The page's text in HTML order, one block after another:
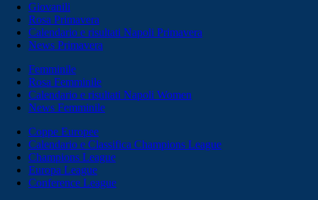
Giovanili
Rosa Primavera
Calendario e risultati Napoli Primavera
News Primavera
Femminile
Rosa Femminile
Calendario e risultati Napoli Women
News Femminile
Coppe Europee
Calendario e Classifica Champions League
Champions League
Europa League
Conference League